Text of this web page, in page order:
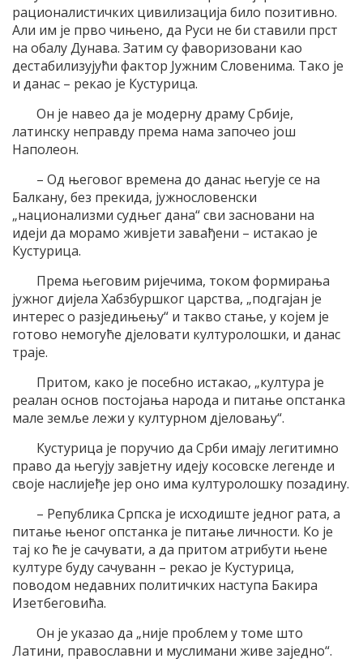
рационалистичких цивилизација било позитивно.
Али им је прво чињено, да Руси не би ставили прст
на обалу Дунава. Затим су фаворизовани као
дестабилизујући фактор Јужним Словенима. Тако је
и данас – рекао је Кустурица.
Он је навео да је модерну драму Србије,
латинску неправду према нама започео још
Наполеон.
– Од његовог времена до данас његује се на
Балкану, без прекида, јужнословенски
„национализми судњег дана“ сви засновани на
идеји да морамо живјети завађени – истакао је
Кустурица.
Према његовим ријечима, током формирања
јужног дијела Хабзбуршког царства, „подгајан је
интерес о разједињењу“ и такво стање, у којем је
готово немогуће дјеловати културолошки, и данас
траје.
Притом, како је посебно истакао, „култура је
реалан основ постојања народа и питање опстанка
мале земље лежи у културном дјеловању“.
Кустурица је поручио да Срби имају легитимно
право да његују завјетну идеју косовске легенде и
своје наслијеђе јер оно има културолошку позадину.
– Република Српска је исходиште једног рата, а
питање њеног опстанка је питање личности. Ко је
тај ко ће је сачувати, а да притом атрибути њене
културе буду сачуванн – рекао је Кустурица,
поводом недавних политичких наступа Бакира
Изетбеговића.
Он је указао да „није проблем у томе што
Латини, православни и муслимани живе заједно“.